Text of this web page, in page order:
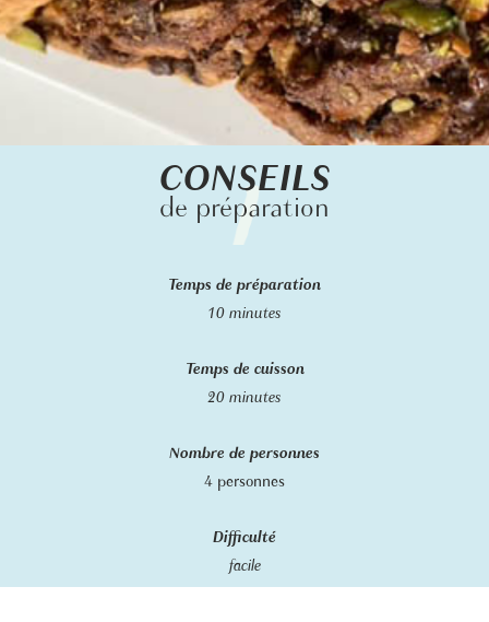
CONSEILS
de préparation
Temps de préparation
10 minutes
Temps de cuisson
20 minutes
Nombre de personnes
4 personnes
Difficulté
facile